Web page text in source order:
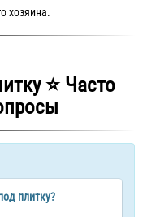
хозяина.
⭐️ Часто
плитку?